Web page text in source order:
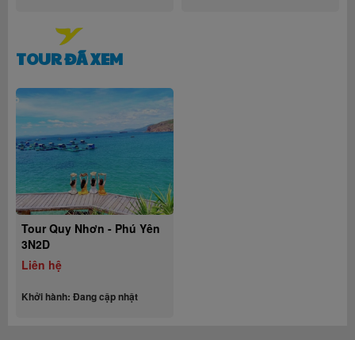
TOUR ĐÃ XEM
Tour Quy Nhơn - Phú Yên
3N2D
Liên hệ
Khởi hành: Đang cập nhật